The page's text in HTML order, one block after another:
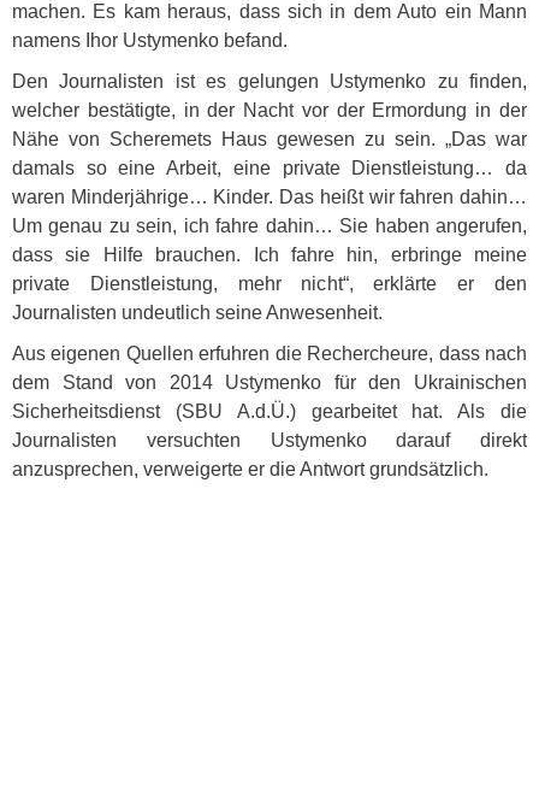
machen. Es kam heraus, dass sich in dem Auto ein Mann
namens Ihor Ustymenko befand.
Den Journalisten ist es gelungen Ustymenko zu finden,
welcher bestätigte, in der Nacht vor der Ermordung in der
Nähe von Scheremets Haus gewesen zu sein. „Das war
damals so eine Arbeit, eine private Dienstleistung… da
waren Minderjährige… Kinder. Das heißt wir fahren dahin…
Um genau zu sein, ich fahre dahin… Sie haben angerufen,
dass sie Hilfe brauchen. Ich fahre hin, erbringe meine
private Dienstleistung, mehr nicht“, erklärte er den
Journalisten undeutlich seine Anwesenheit.
Aus eigenen Quellen erfuhren die Rechercheure, dass nach
dem Stand von 2014 Ustymenko für den Ukrainischen
Sicherheitsdienst (SBU A.d.Ü.) gearbeitet hat. Als die
Journalisten versuchten Ustymenko darauf direkt
anzusprechen, verweigerte er die Antwort grundsätzlich.